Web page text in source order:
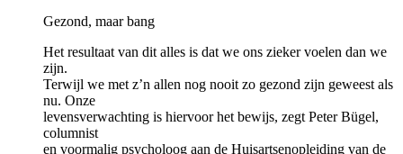
Gezond, maar bang
Het resultaat van dit alles is dat we ons zieker voelen dan we
zijn.
Terwijl we met z’n allen nog nooit zo gezond zijn geweest als
nu. Onze
levensverwachting is hiervoor het bewijs, zegt Peter Bügel,
columnist
en voormalig psycholoog aan de Huisartsenopleiding van de